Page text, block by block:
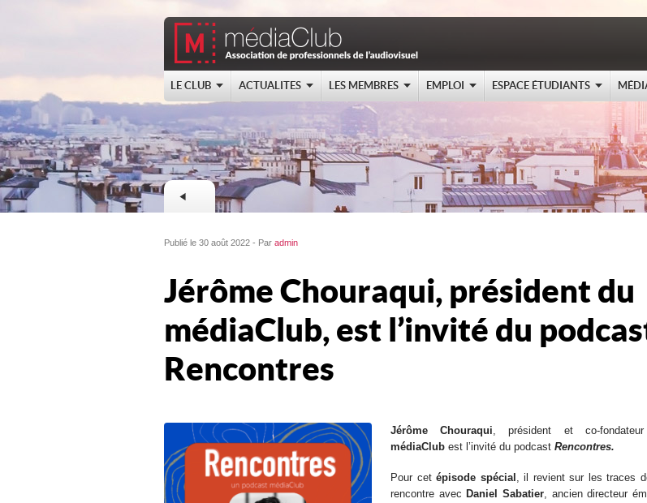
LE CLUB ACTUALITES LES MEMBRES EMPLOI ESPACE ÉTUDIANTS
Publié le 30 août 2022 - Par admin
Jérôme Chouraqui, président du
médiaClub, est l’invité du
Rencontres
Jérôme Chouraqui, président et co-
médiaClub est l’invité du podcast Rencontres.
Pour cet épisode spécial , il revient sur les traces
rencontre avec Daniel Sabatier, ancien directeur